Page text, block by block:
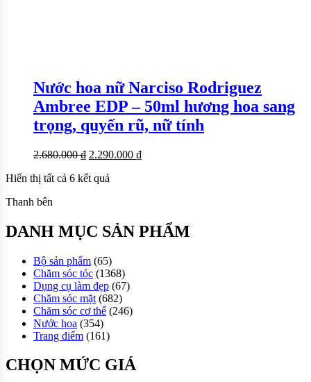
Nước hoa nữ Narciso Rodriguez
Ambree EDP – 50ml hương hoa sang
trọng, quyến rũ, nữ tính
2.680.000₫ 2.290.000 ₫
Hiển thị tất cả 6 kết quả
Thanh bên
DANH MỤC SẢN PHẨM
Bộ sản phẩm (65)
Chăm sóc tóc (1368)
Dụng cụ làm đẹp (67)
Chăm sóc mặt (682)
Chăm sóc cơ thể (246)
Nước hoa (354)
Trang điểm (161)
CHỌN MỨC GIÁ